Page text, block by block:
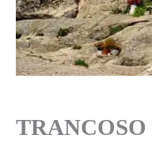
TRANCOSO